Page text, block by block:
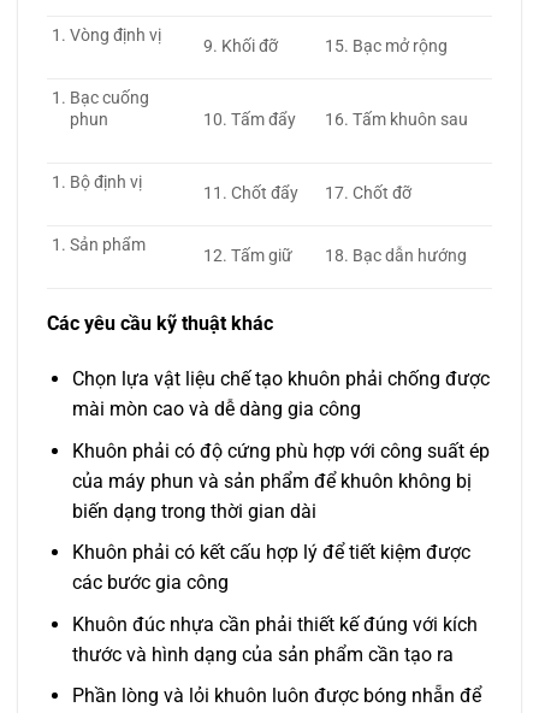
Vòng định vị
9. Khối đỡ 15. Bạc mở rộng
Bạc cuống
phun
10. Tấm đẩy 16. Tấm khuôn sau
Bộ định vị
11. Chốt đẩy 17. Chốt đỡ
Sản phẩm
12. Tấm giữ 18. Bạc dẫn hướng
Các yêu cầu kỹ thuật khác
Chọn lựa vật liệu chế tạo khuôn phải chống được
mài mòn cao và dễ dàng gia công
Khuôn phải có độ cứng phù hợp với công suất ép
của máy phun và sản phẩm để khuôn không bị
biến dạng trong thời gian dài
Khuôn phải có kết cấu hợp lý để tiết kiệm được
các bước gia công
Khuôn đúc nhựa cần phải thiết kế đúng với kích
thước và hình dạng của sản phẩm cần tạo ra
Phần lòng và lỏi khuôn luôn được bóng nhẵn để